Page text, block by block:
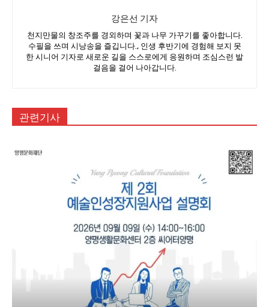
강은선 기자
천지만물의 창조주를 경외하며 꽃과 나무 가꾸기를 좋아합니다.
수필을 쓰며 시낭송을 즐깁니다., 인생 후반기에 경험해 보지 못
한 시니어 기자로 새로운 길을 스스로에게 응원하며 조심스런 발
걸음을 걸어 나아갑니다.
관련기사